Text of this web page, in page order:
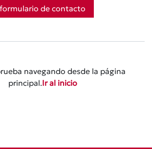
formulario de contacto
navegando desde la página
principal.Ir al inicio